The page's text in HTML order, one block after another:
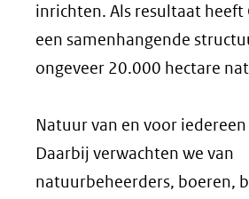
inrichten. Als resultaat heeft
een samenhangende
ongeveer 20.000 hectare
Natuur van en voor iedereen
Daarbij verwachten we van
natuurbeheerders, boeren,